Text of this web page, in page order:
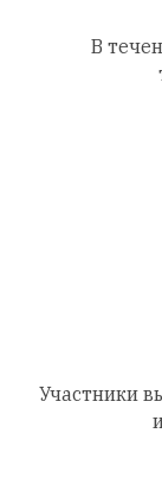
В
Участники